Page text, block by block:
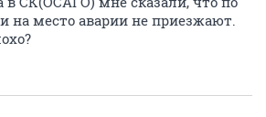
на место аварии не приезжают.